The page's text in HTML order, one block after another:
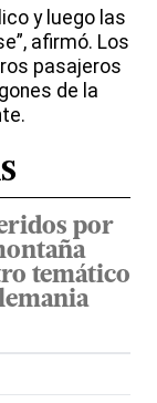
y luego las
afirmó. Los
pasajeros
de la
por
temático